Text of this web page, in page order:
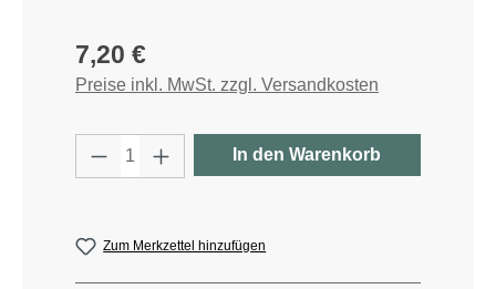
Regulärer Preis:
7,20 €
Preise inkl. MwSt. zzgl. Versandkosten
Produkt Anzahl: Gib den
In den Warenkorb
Zum Merkzettel hinzufügen